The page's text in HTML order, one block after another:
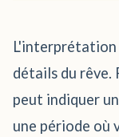
détails du rêve.
peut indiquer
une période où